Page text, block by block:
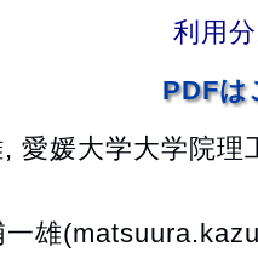
利用
PDFは
愛媛大学大学院理
一雄